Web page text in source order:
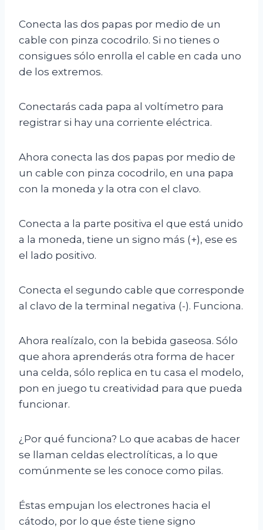
Conecta las dos papas por medio de un
cable con pinza cocodrilo. Si no tienes o
consigues sólo enrolla el cable en cada uno
de los extremos.
Conectarás cada papa al voltímetro para
registrar si hay una corriente eléctrica.
Ahora conecta las dos papas por medio de
un cable con pinza cocodrilo, en una papa
con la moneda y la otra con el clavo.
Conecta a la parte positiva el que está unido
a la moneda, tiene un signo más (+), ese es
el lado positivo.
Conecta el segundo cable que corresponde
al clavo de la terminal negativa (-). Funciona.
Ahora realízalo, con la bebida gaseosa. Sólo
que ahora aprenderás otra forma de hacer
una celda, sólo replica en tu casa el modelo,
pon en juego tu creatividad para que pueda
funcionar.
¿Por qué funciona? Lo que acabas de hacer
se llaman celdas electrolíticas, a lo que
comúnmente se les conoce como pilas.
Éstas empujan los electrones hacia el
cátodo, por lo que éste tiene signo